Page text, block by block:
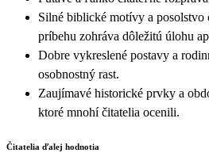
Silné biblické motívy a
príbehu zohráva dôležitú úlohu
Dobre vykreslené postavy a
osobnostný rast.
Zaujímavé historické prvky a
ktoré mnohí čitatelia ocenili.
Čitatelia ďalej hodnotia